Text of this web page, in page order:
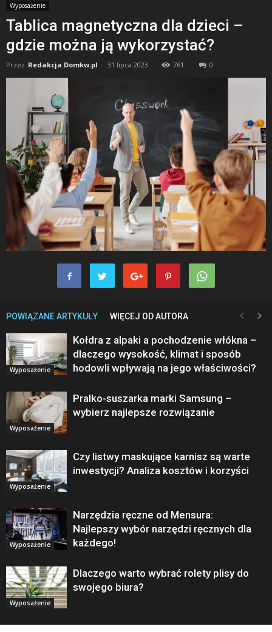
Wyposażenie
Tablica magnetyczna dla dzieci –
gdzie można ją wykorzystać?
Przez Redakcja Domkw.pl - 31 lipca 2023 761 0
POWIĄZANE ARTYKUŁY WIĘCEJ OD AUTORA
Wyposażenie
Kołdra z alpaki a pochodzenie włókna –
dlaczego wysokość, klimat i sposób
hodowli wpływają na jego właściwości?
Wyposażenie
Pralko-suszarka marki Samsung –
wybierz najlepsze rozwiązanie
Wyposażenie
Czy listwy maskujące karnisz są warte
inwestycji? Analiza kosztów i korzyści
Wyposażenie
Narzędzia ręczne od Mensura:
Najlepszy wybór narzędzi ręcznych dla
każdego!
Wyposażenie
Dlaczego warto wybrać rolety plisy do
swojego biura?